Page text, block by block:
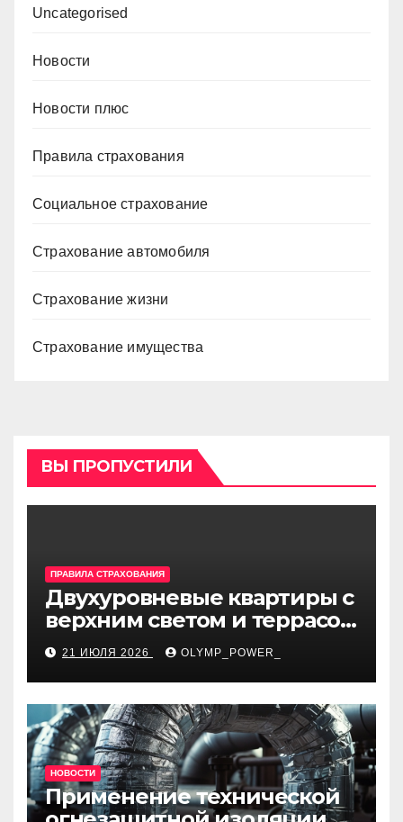
Uncategorised
Новости
Новости плюс
Правила страхования
Социальное страхование
Страхование автомобиля
Страхование жизни
Страхование имущества
ВЫ ПРОПУСТИЛИ
ПРАВИЛА СТРАХОВАНИЯ
Двухуровневые квартиры с
верхним светом и террасой
в готовом жилом
комплексе
21 ИЮЛЯ 2026 OLYMP_POWER_
НОВОСТИ
Применение технической